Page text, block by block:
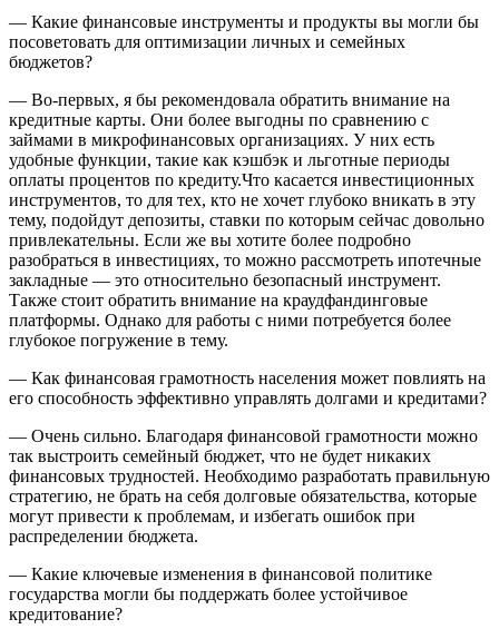
— Какие финансовые инструменты и продукты вы могли бы
посоветовать для оптимизации личных и семейных
бюджетов?
— Во-первых, я бы рекомендовала обратить внимание на
кредитные карты. Они более выгодны по сравнению с
займами в микрофинансовых организациях. У них есть
удобные функции, такие как кэшбэк и льготные периоды
оплаты процентов по кредиту.Что касается инвестиционных
инструментов, то для тех, кто не хочет глубоко вникать в эту
тему, подойдут депозиты, ставки по которым сейчас довольно
привлекательны. Если же вы хотите более подробно
разобраться в инвестициях, то можно рассмотреть ипотечные
закладные — это относительно безопасный инструмент.
Также стоит обратить внимание на краудфандинговые
платформы. Однако для работы с ними потребуется более
глубокое погружение в тему.
— Как финансовая грамотность населения может повлиять на
его способность эффективно управлять долгами и кредитами?
— Очень сильно. Благодаря финансовой грамотности можно
так выстроить семейный бюджет, что не будет никаких
финансовых трудностей. Необходимо разработать правильную
стратегию, не брать на себя долговые обязательства, которые
могут привести к проблемам, и избегать ошибок при
распределении бюджета.
— Какие ключевые изменения в финансовой политике
государства могли бы поддержать более устойчивое
кредитование?